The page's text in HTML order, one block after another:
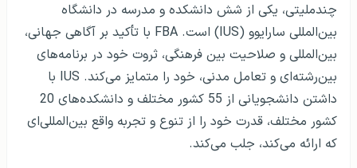
چندملیتی، یکی از شش دانشکده و مدرسه در دانشگاه
بین‌المللی سارایوو (IUS) است. FBA با تأکید بر آگاهی جهانی،
بین‌المللی و صلاحیت بین فرهنگی، ثروت خود در برنامه‌های
بین‌رشته‌ای و تعامل مدنی، خود را متمایز می‌کند. IUS با
داشتن دانشجویانی از 55 کشور مختلف و دانشکده‌های 20
کشور مختلف، قدرت خود را از تنوع و تجربه واقع بین‌المللی‌ای
که ارائه می‌کند، جلب می‌کند.